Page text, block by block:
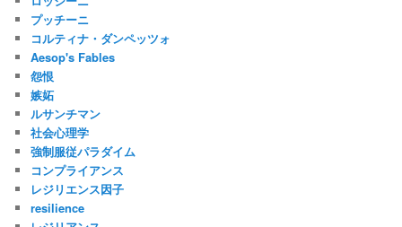
プッチーニ
コルティナ・ダンペッツォ
Aesop's Fables
怨恨
嫉妬
ルサンチマン
社会心理学
強制服従パラダイム
コンプライアンス
レジリエンス因子
resilience